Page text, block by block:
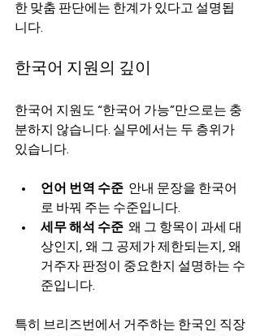
한 맞춤 판단에는 한계가 있다고 설명됩
니다.
한국어 지원의 깊이
한국어 지원도 “한국어 가능”만으로는 충
분하지 않습니다. 실무에서는 두 층위가
있습니다.
언어 번역 수준
  안내 문장을 한국어
로 바꿔 주는 수준입니다.
세무 해석 수준
  왜 그 항목이 과세 대
상인지, 왜 그 공제가 제한되는지, 왜
거주자 판정이 중요한지 설명하는 수
준입니다.
특히 브리즈번에서 거주하는 한국인 직장